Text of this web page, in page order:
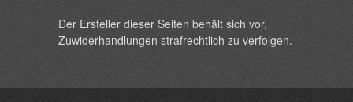
Der Ersteller dieser Seiten behält sich vor,
Zuwiderhandlungen strafrechtlich zu verfolgen.